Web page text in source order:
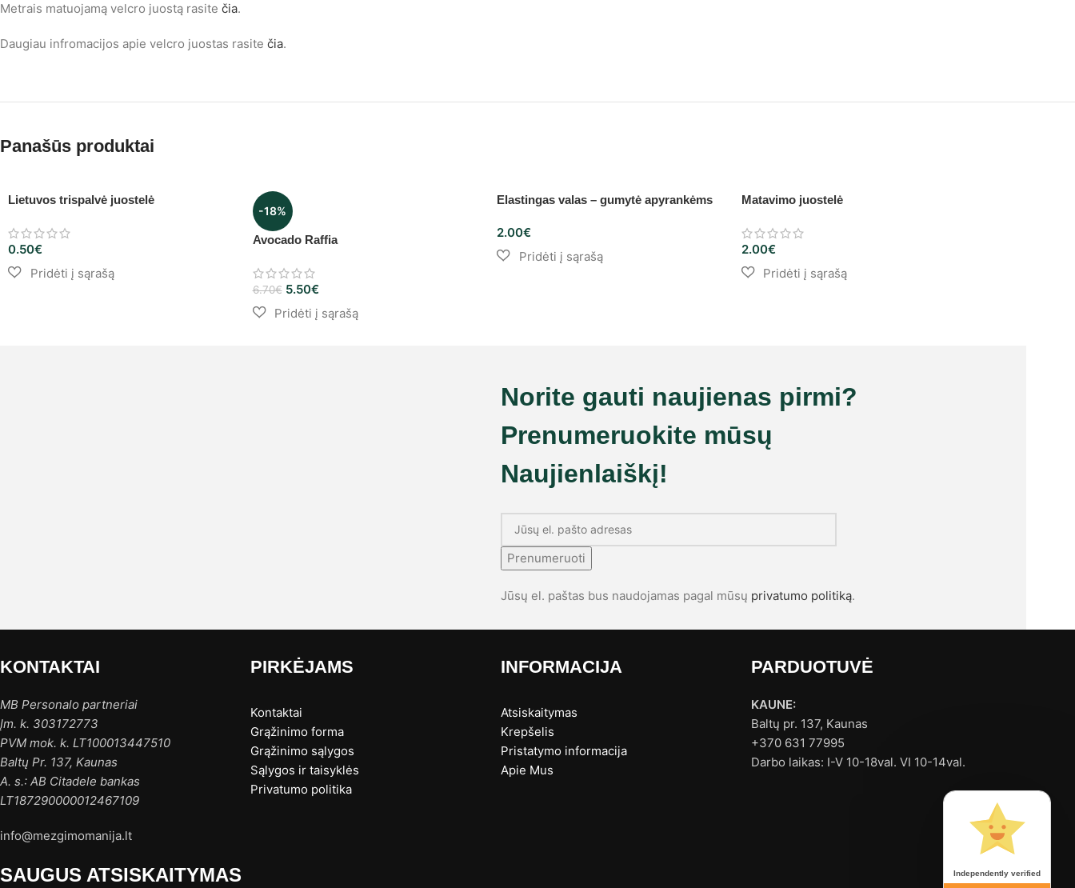
Metrais matuojamą velcro juostą rasite čia.
Daugiau infromacijos apie velcro juostas rasite čia.
Panašūs produktai
Lietuvos trispalvė juostelė
0.50€
-18%
Avocado Raffia
6.70€ 5.50€
Elastingas valas – gumytė apyrankėms
2.00€
Matavimo juostelė
2.00€
Norite gauti naujienas pirmi?
Prenumeruokite mūsų
Naujienlaiškį!
Prenumeruoti
Jūsų el. paštas bus naudojamas pagal mūsų privatumo politiką.
KONTAKTAI
MB Personalo partneriai
Įm. k. 303172773
PVM mok. k. LT100013447510
Baltų Pr. 137, Kaunas
A. s.: AB Citadele bankas
LT187290000012467109
info@mezgimomanija.lt
PIRKĖJAMS
Kontaktai
Grąžinimo forma
Grąžinimo sąlygos
Sąlygos ir taisyklės
Privatumo politika
INFORMACIJA
Atsiskaitymas
Krepšelis
Pristatymo informacija
Apie Mus
PARDUOTUVĖ
KAUNE:
Baltų pr. 137, Kaunas
+370 631 77995
Darbo laikas: I-V 10-18val. VI 10-14val.
SAUGUS ATSISKAITYMAS Independently verified